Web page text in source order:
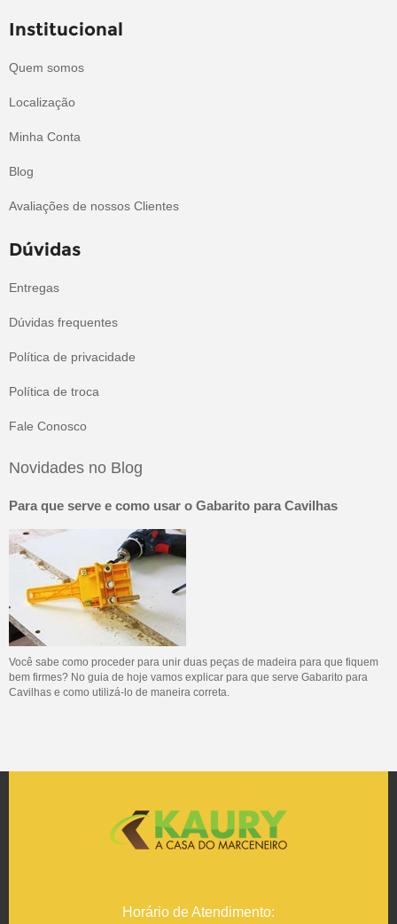
Institucional
Quem somos
Localização
Minha Conta
Blog
Avaliações de nossos Clientes
Dúvidas
Entregas
Dúvidas frequentes
Política de privacidade
Política de troca
Fale Conosco
Novidades no Blog
Para que serve e como usar o Gabarito para Cavilhas
Você sabe como proceder para unir duas peças de madeira para que fiquem
bem firmes? No guia de hoje vamos explicar para que serve Gabarito para
Cavilhas e como utilizá-lo de maneira correta.
Horário de Atendimento: